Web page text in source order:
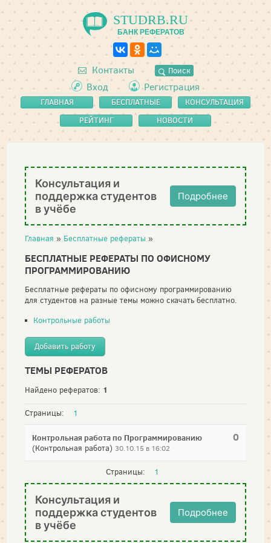
STUDRB.RU
БАНК РЕФЕРАТОВ
Контакты Поиск
Вход Регистрация
ГЛАВНАЯ
БЕСПЛАТНЫЕ
РЕФЕРАТЫ
КОНСУЛЬТАЦИЯ
РЕЙТИНГ
НОВОСТИ
Консультация и
поддержка студентов
в учёбе
Подробнее
Главная » Бесплатные рефераты »
БЕСПЛАТНЫЕ РЕФЕРАТЫ ПО ОФИСНОМУ
ПРОГРАММИРОВАНИЮ
Бесплатные рефераты по офисному программированию
для студентов на разные темы можно скачать бесплатно.
Контрольные работы
Добавить работу
ТЕМЫ РЕФЕРАТОВ
Найдено рефератов: 1
Страницы: 1
0
Контрольная работа по Программированию
(Контрольная работа) 30.10.15 в 16:02
Страницы: 1
Консультация и
поддержка студентов
в учёбе
Подробнее